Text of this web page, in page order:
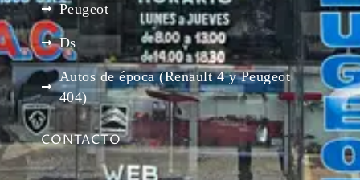
Peugeot
Ds
Autos de época (Renault 4 y Peugeot
404)
CONTACTO